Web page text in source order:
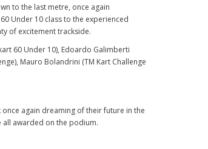
to the last metre, once again
Under 10 class to the experienced
of excitement trackside.
60 Under 10), Edoardo Galimberti
Mauro Bolandrini (TM Kart Challenge
again dreaming of their future in the
all awarded on the podium.